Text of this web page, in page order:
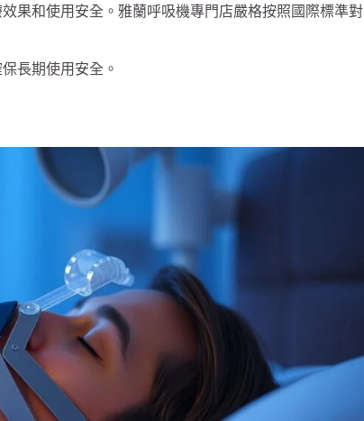
果和使用安全。雅蘭呼吸機專門店嚴格按照國際標準對
長期使用安全。